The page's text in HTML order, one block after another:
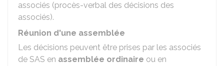
associés (procès-verbal des décisions des
associés).
Réunion d'une assemblée
Les décisions peuvent être prises par les associés
de SAS en assemblée ordinaire ou en